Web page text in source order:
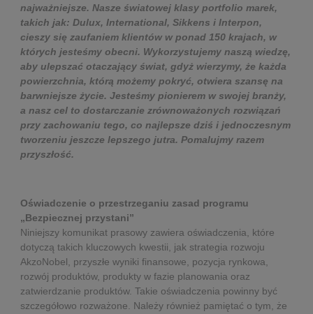
najważniejsze. Nasze światowej klasy portfolio marek,
takich jak: Dulux, International, Sikkens i Interpon,
cieszy się zaufaniem klientów w ponad 150 krajach, w
których jesteśmy obecni. Wykorzystujemy naszą wiedzę,
aby ulepszać otaczający świat, gdyż wierzymy, że każda
powierzchnia, którą możemy pokryć, otwiera szansę na
barwniejsze życie. Jesteśmy pionierem w swojej branży,
a nasz cel to dostarczanie zrównoważonych rozwiązań
przy zachowaniu tego, co najlepsze dziś i jednoczesnym
tworzeniu jeszcze lepszego jutra. Pomalujmy razem
przyszłość.
Oświadczenie o przestrzeganiu zasad programu
„Bezpiecznej przystani”
Niniejszy komunikat prasowy zawiera oświadczenia, które
dotyczą takich kluczowych kwestii, jak strategia rozwoju
AkzoNobel, przyszłe wyniki finansowe, pozycja rynkowa,
rozwój produktów, produkty w fazie planowania oraz
zatwierdzanie produktów. Takie oświadczenia powinny być
szczegółowo rozważone. Należy również pamiętać o tym, że